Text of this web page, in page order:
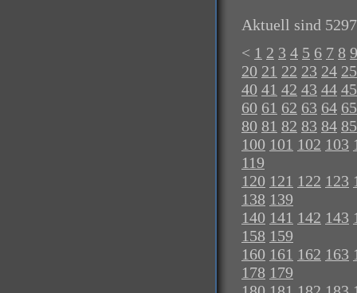
Aktuell sind
< 1 2 3 4 5 6 7 8 9
20 21 22 23 24 25
40 41 42 43 44 45
60 61 62 63 64 65
80 81 82 83 84 85
100 101 102 103
119
120 121 122 123
138 139
140 141 142 143
158 159
160 161 162 163
178 179